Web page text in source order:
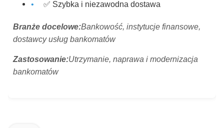
✅ Szybka i niezawodna dostawa
Branże docelowe:Bankowość, instytucje finansowe,
dostawcy usług bankomatów
Zastosowanie:Utrzymanie, naprawa i modernizacja
bankomatów